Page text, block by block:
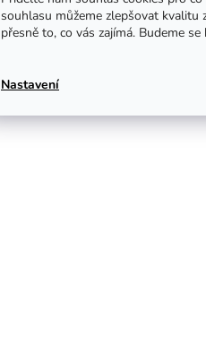
souhlasu můžeme zlepšovat kvalitu
přesně to, co vás zajímá. Budeme
Nastavení